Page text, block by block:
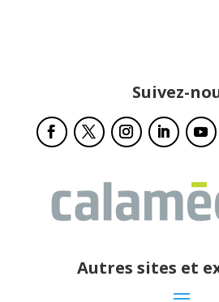
Suivez-
Autres sites et